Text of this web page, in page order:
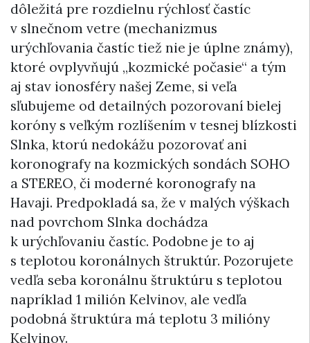
dôležitá pre rozdielnu rýchlosť častíc
v slnečnom vetre (mechanizmus
urýchľovania častíc tiež nie je úplne známy),
ktoré ovplyvňujú „kozmické počasie“ a tým
aj stav ionosféry našej Zeme, si veľa
sľubujeme od detailných pozorovaní bielej
koróny s veľkým rozlíšením v tesnej blízkosti
Slnka, ktorú nedokážu pozorovať ani
koronografy na kozmických sondách SOHO
a STEREO, či moderné koronografy na
Havaji. Predpokladá sa, že v malých výškach
nad povrchom Slnka dochádza
k urýchľovaniu častíc. Podobne je to aj
s teplotou koronálnych štruktúr. Pozorujete
vedľa seba koronálnu štruktúru s teplotou
napríklad 1 milión Kelvinov, ale vedľa
podobná štruktúra má teplotu 3 milióny
Kelvinov.